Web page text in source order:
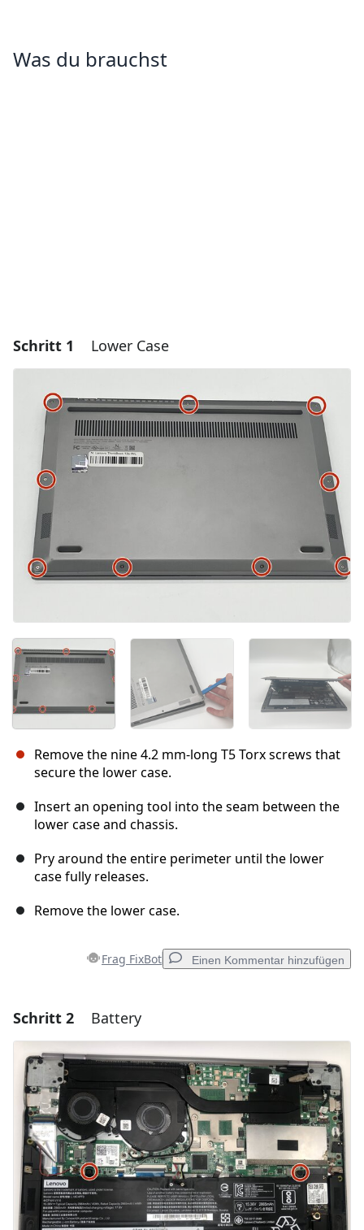
Was du brauchst
Schritt 1 Lower Case
Remove the nine 4.2 mm-long T5 Torx screws that
secure the lower case.
Insert an opening tool into the seam between the
lower case and chassis.
Pry around the entire perimeter until the lower
case fully releases.
Remove the lower case.
Frag FixBot Einen Kommentar hinzufügen
Einen Kommentar hinzufügen
Kommentar hinzufügen
Abbrechen Kommentieren
Schritt 2 Battery